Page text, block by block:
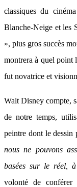
classiques du
Blanche-Neige et les
», plus gros succès
montrera à quel point
fut novatrice et
Walt Disney compte,
de notre temps,
peintre dont le
nous ne pouvons
basées sur le réel,
volonté de conférer